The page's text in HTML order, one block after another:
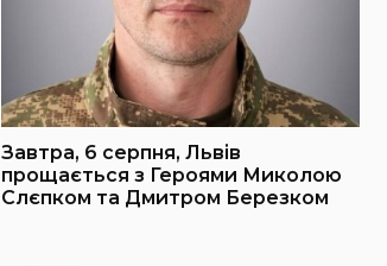
Завтра, 6 серпня, Львів
прощається з Героями Миколою
Слєпком та Дмитром Березком